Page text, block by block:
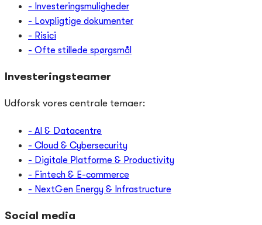
- Investeringsmuligheder
- Lovpligtige dokumenter
- Risici
- Ofte stillede spørgsmål
Investeringsteamer
Udforsk vores centrale temaer:
- AI & Datacentre
- Cloud & Cybersecurity
- Digitale Platforme & Productivity
- Fintech & E-commerce
- NextGen Energy & Infrastructure
Social media